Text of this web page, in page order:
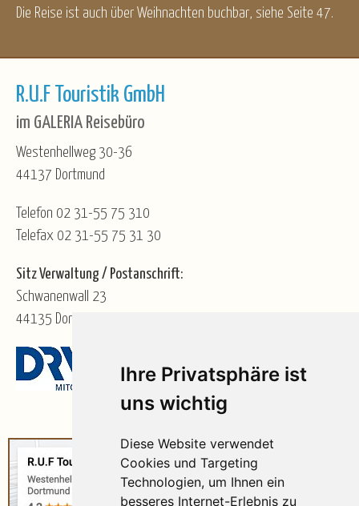
Ihre Privatsphäre ist
uns wichtig
Diese Website verwendet
Cookies und Targeting
Technologien, um Ihnen ein
besseres Internet-Erlebnis zu
Die Reise ist auch über Weihnachten buchbar, siehe Seite 47.
R.U.F Touristik GmbH
im GALERIA Reisebüro
Westenhellweg 30-36
44137 Dortmund
Telefon 02 31-55 75 310
Telefax 02 31-55 75 31 30
Sitz Verwaltung / Postanschrift:
Schwanenwall 23
44135 Dortmund